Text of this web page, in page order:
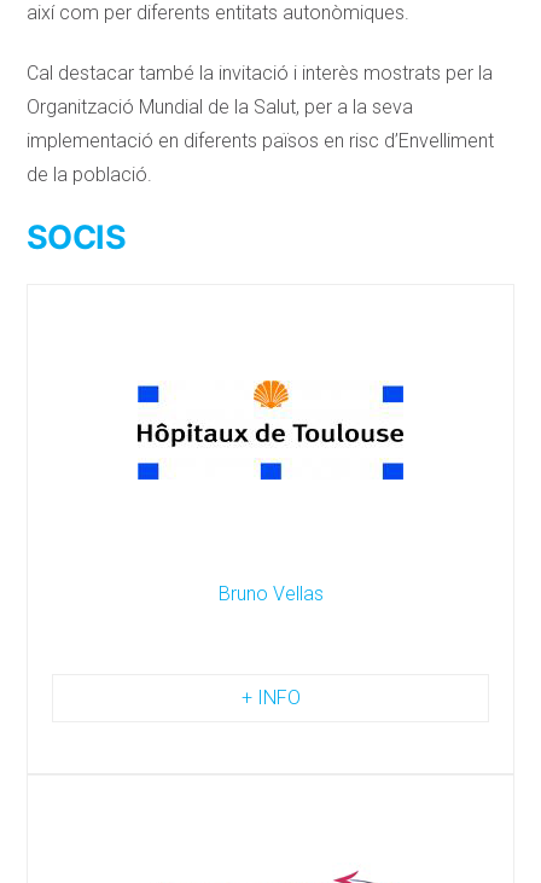
així com per diferents entitats autonòmiques.
Cal destacar també la invitació i interès mostrats per la
Organització Mundial de la Salut, per a la seva
implementació en diferents països en risc d’Envelliment
de la població.
SOCIS
Bruno Vellas
+ INFO